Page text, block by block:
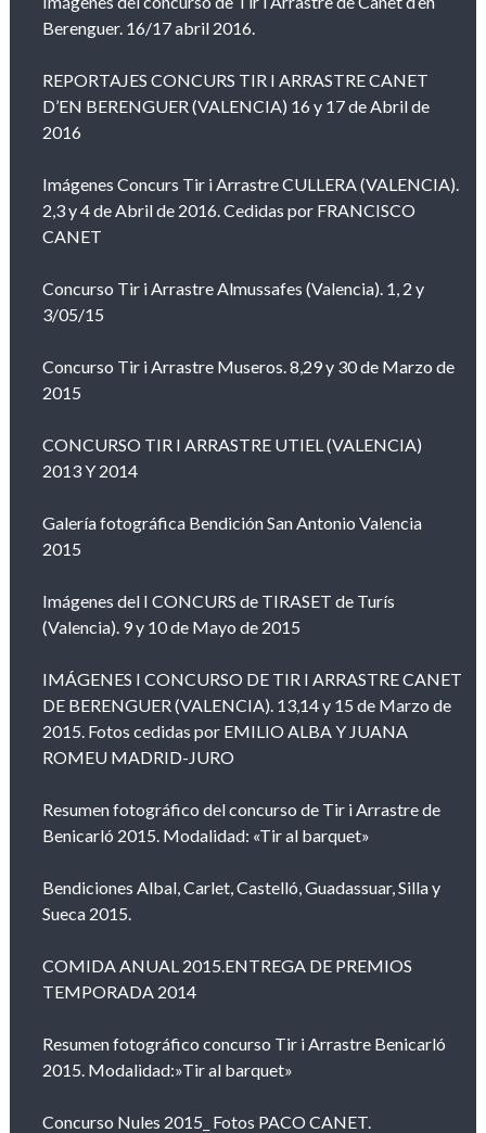
Berenguer. 16/17 abril 2016.
REPORTAJES CONCURS TIR I ARRASTRE CANET
D’EN BERENGUER (VALENCIA) 16 y 17 de Abril de
2016
Imágenes Concurs Tir i Arrastre CULLERA (VALENCIA).
2,3 y 4 de Abril de 2016. Cedidas por FRANCISCO
CANET
Concurso Tir i Arrastre Almussafes (Valencia). 1, 2 y
3/05/15
Concurso Tir i Arrastre Museros. 8,29 y 30 de Marzo de
2015
CONCURSO TIR I ARRASTRE UTIEL (VALENCIA)
2013 Y 2014
Galería fotográfica Bendición San Antonio Valencia
2015
Imágenes del I CONCURS de TIRASET de Turís
(Valencia). 9 y 10 de Mayo de 2015
IMÁGENES I CONCURSO DE TIR I ARRASTRE CANET
DE BERENGUER (VALENCIA). 13,14 y 15 de Marzo de
2015. Fotos cedidas por EMILIO ALBA Y JUANA
ROMEU MADRID-JURO
Resumen fotográfico del concurso de Tir i Arrastre de
Benicarló 2015. Modalidad: «Tir al barquet»
Bendiciones Albal, Carlet, Castelló, Guadassuar, Silla y
Sueca 2015.
COMIDA ANUAL 2015.ENTREGA DE PREMIOS
TEMPORADA 2014
Resumen fotográfico concurso Tir i Arrastre Benicarló
2015. Modalidad:»Tir al barquet»
Concurso Nules 2015_ Fotos PACO CANET.